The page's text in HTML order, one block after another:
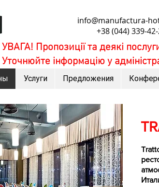
info@manufactura-
+38 (044) 339-
УВАГА! Пропозиції та деякі
Уточнюйте інформацію у
Услуги Предложения